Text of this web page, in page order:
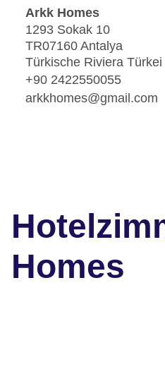
Arkk Homes
1293 Sokak 10
TR07160 Antalya
Türkische Riviera Türkei
+90 2422550055
arkkhomes@gmail.com
Homes